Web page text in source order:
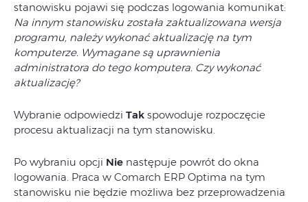
stanowisku pojawi się podczas logowania komunikat:
Na innym stanowisku została zaktualizowana wersja
programu, należy wykonać aktualizację na tym
komputerze. Wymagane są uprawnienia
administratora do tego komputera. Czy wykonać
aktualizację?
Wybranie odpowiedzi Tak spowoduje rozpoczęcie
procesu aktualizacji na tym stanowisku.
Po wybraniu opcji Nie następuje powrót do okna
logowania. Praca w Comarch ERP Optima na tym
stanowisku nie będzie możliwa bez przeprowadzenia